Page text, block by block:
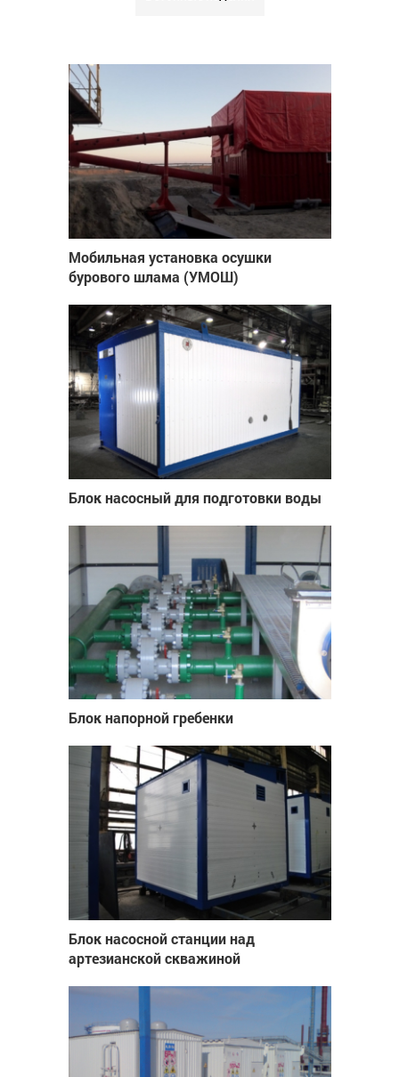
Мобильная установка осушки
бурового шлама (УМОШ)
Блок насосный для подготовки воды
Блок напорной гребенки
Блок насосной станции над
артезианской скважиной